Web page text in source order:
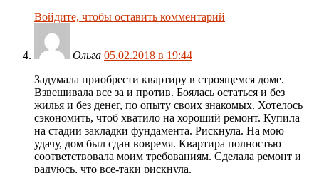
Войдите, чтобы оставить комментарий
Ольга 05.02.2018 в 19:44
Задумала приобрести квартиру в строящемся доме.
Взвешивала все за и против. Боялась остаться и без
жилья и без денег, по опыту своих знакомых. Хотелось
сэкономить, чтоб хватило на хороший ремонт. Купила
на стадии закладки фундамента. Рискнула. На мою
удачу, дом был сдан вовремя. Квартира полностью
соответствовала моим требованиям. Сделала ремонт и
радуюсь, что все-таки рискнула.